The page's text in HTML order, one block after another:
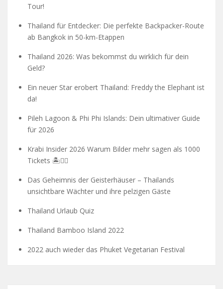
Tour!
Thailand für Entdecker: Die perfekte Backpacker-Route
ab Bangkok in 50-km-Etappen
Thailand 2026: Was bekommst du wirklich für dein
Geld?
Ein neuer Star erobert Thailand: Freddy the Elephant ist
da!
Pileh Lagoon & Phi Phi Islands: Dein ultimativer Guide
für 2026
Krabi Insider 2026 Warum Bilder mehr sagen als 1000
Tickets 🏝️🧗‍♂️
Das Geheimnis der Geisterhäuser – Thailands
unsichtbare Wächter und ihre pelzigen Gäste
Thailand Urlaub Quiz
Thailand Bamboo Island 2022
2022 auch wieder das Phuket Vegetarian Festival